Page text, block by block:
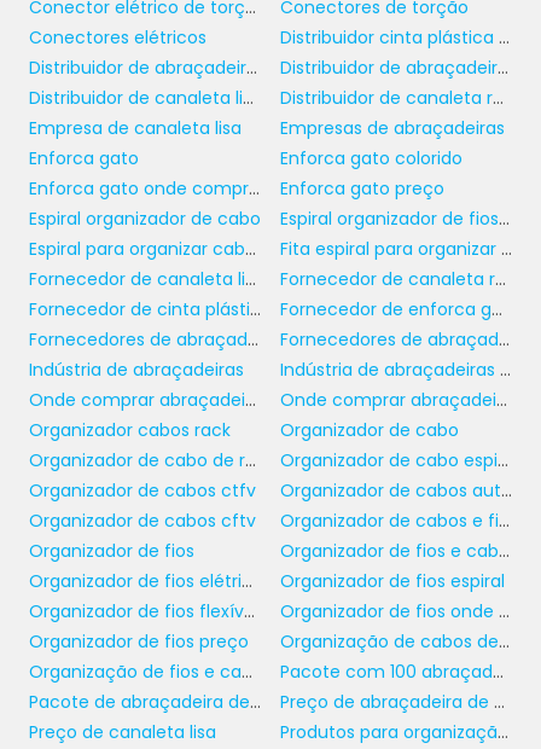
mercado.
MATERIAIS E DURABILIDADE
A durabilidade das canaletas de recorte
aberto é outro ponto que merece destaque.
Fabricadas em materiais como PVC, alumínio
e aço, elas são projetadas para suportar
condições severas e proporcionar uma vida
útil prolongada. Esta resistência se traduz em
menores custos de reposição e manutenção
ao longo do tempo, oferecendo um excelente
retorno sobre o investimento.
É fundamental que os compradores
considerem a escolha do material mais
adequado para suas necessidades
específicas. Cada tipo de material oferece
características únicas, como resistência a
temperaturas extremas ou a corrosão, que
são cruciais em ambientes industriais. As
canaletas de recorte aberto podem ser
adaptadas a essas necessidades, garantindo
um desempenho excepcional em qualquer
condição.
Conector elétrico de torção
Conectores de torção
Conectores elétricos
Distribuidor cinta plástica de nylon
Distribuidor de abraçadeira de nylon
Distribuidor de abraçadeiras
Distribuidor de canaleta lisa
Distribuidor de canaleta recorte aberto
Empresa de canaleta lisa
Empresas de abraçadeiras
Enforca gato
Enforca gato colorido
Enforca gato onde comprar
Enforca gato preço
Espiral organizador de cabo
Espiral organizador de fios e cabos
Espiral para organizar cabos
Fita espiral para organizar cabos
Fornecedor de canaleta lisa
Fornecedor de canaleta recorte aberto
Fornecedor de cinta plástica
Fornecedor de enforca gato
Fornecedores de abraçadeira com furo de fixação
Fornecedores de abraçadeiras de nylon
Indústria de abraçadeiras
Indústria de abraçadeiras plásticas
Onde comprar abraçadeiras
Onde comprar abraçadeiras para amarração paralela
Organizador cabos rack
Organizador de cabo
Organizador de cabo de rede
Organizador de cabo espiral
Organizador de cabos ctfv
Organizador de cabos auto adesivo
Organizador de cabos cftv
Organizador de cabos e fios
Organizador de fios
Organizador de fios e cabos
Organizador de fios elétricos
Organizador de fios espiral
Organizador de fios flexíveis
Organizador de fios onde comprar
Organizador de fios preço
Organização de cabos de rede
Organização de fios e cabos
Pacote com 100 abraçadeira de nylon
Pacote de abraçadeira de nylon
Preço de abraçadeira de nylon
Preço de canaleta lisa
Produtos para organização e proteção